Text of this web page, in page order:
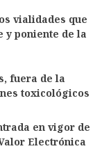
vialidades que
y poniente de la
fuera de la
toxicológicos
en vigor de
Electrónica